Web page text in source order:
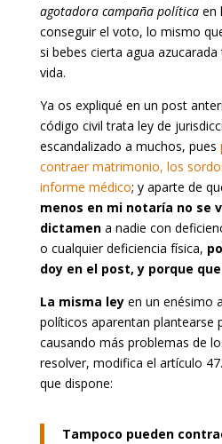
agotadora campaña políticaen
conseguir el voto, lo mismo
si bebes cierta agua
vida.
Ya os expliqué en un post
código civil trata ley de
escandalizado a muchos, pues
contraer matrimonio, los
informe médico; y aparte de
menos en mi notaría no se
dictamena nadie con
o cualquier deficiencia física,
doy en el post, y porque
La misma leyen un enésimo
políticos aparentan plantearse
causando más problemas de
resolver, modifica el artículo
que dispone:
Tampoco pueden